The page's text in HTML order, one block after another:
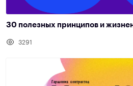
30 полезных принципов и
3291